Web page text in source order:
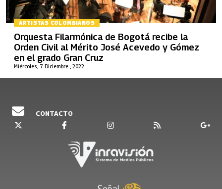
ARTISTAS COLOMBIANOS
Miércoles, 7 Diciembre , 2022
Orquesta Filarmónica de Bogotá recibe la
Orden Civil al Mérito José Acevedo y Gómez
en el grado Gran Cruz
CONTACTO